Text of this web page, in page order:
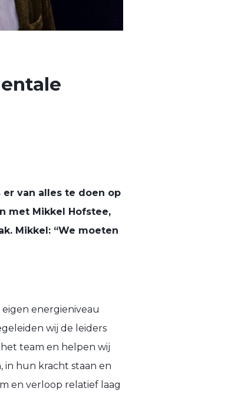
van alles te doen op
met Mikkel Hofstee,
Mikkel: “We moeten
energieniveau
wij de leiders
team en helpen wij
in hun kracht staan en
en verloop relatief laag